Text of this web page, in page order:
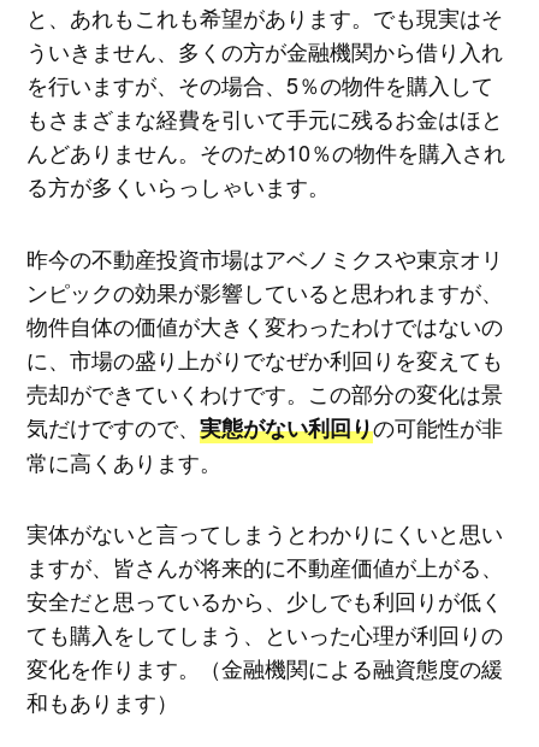
と、あれもこれも希望があります。でも現実はそ
ういきません、多くの方が金融機関から借り入れ
を行いますが、その場合、5％の物件を購入して
もさまざまな経費を引いて手元に残るお金はほと
んどありません。そのため10％の物件を購入され
る方が多くいらっしゃいます。
昨今の不動産投資市場はアベノミクスや東京オリ
ンピックの効果が影響していると思われますが、
物件自体の価値が大きく変わったわけではないの
に、市場の盛り上がりでなぜか利回りを変えても
売却ができていくわけです。この部分の変化は景
気だけですので、 実態がない利回りの可能性が非
常に高くあります。
実体がないと言ってしまうとわかりにくいと思い
ますが、皆さんが将来的に不動産価値が上がる、
安全だと思っているから、少しでも利回りが低く
ても購入をしてしまう、といった心理が利回りの
変化を作ります。（金融機関による融資態度の緩
和もあります）